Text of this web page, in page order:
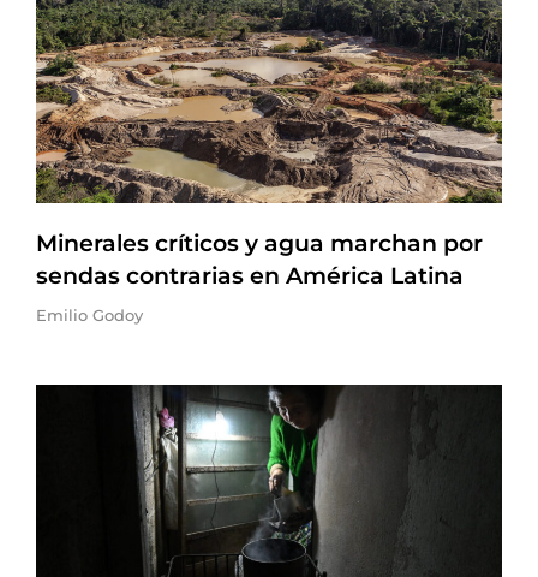
Minerales críticos y agua marchan por
sendas contrarias en América Latina
Emilio Godoy